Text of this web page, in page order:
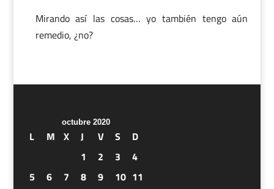
Mirando así las cosas… yo también tengo aún
remedio, ¿no?
octubre 2020
L M X J V S
D
1
2 3
4
5
6 7 8 9 10 11